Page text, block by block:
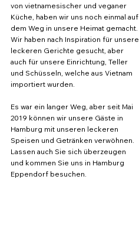
von vietnamesischer und veganer
Küche, haben wir uns noch einmal auf
dem Weg in unsere Heimat gemacht.
Wir haben nach Inspiration für unsere
leckeren Gerichte gesucht, aber
auch für unsere Einrichtung, Teller
und Schüsseln, welche aus Vietnam
importiert wurden.
Es war ein langer Weg, aber seit Mai
2019 können wir unsere Gäste in
Hamburg mit unseren leckeren
Speisen und Getränken verwöhnen.
Lassen auch Sie sich überzeugen
und kommen Sie uns in Hamburg
Eppendorf besuchen.